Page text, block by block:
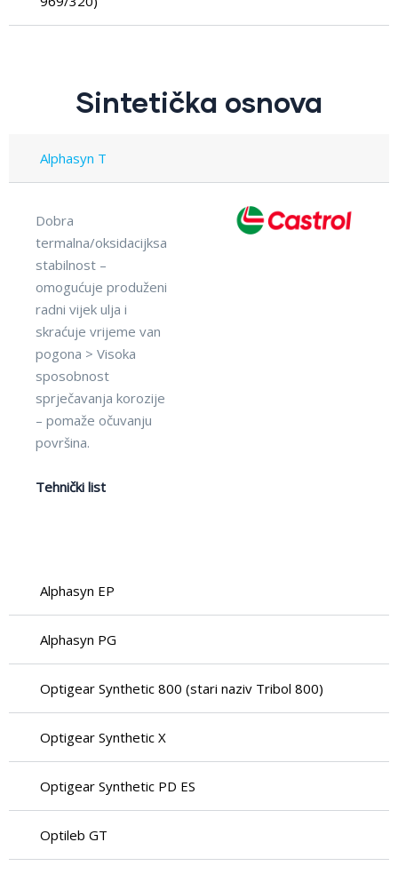
Sintetička osnova
Alphasyn T
Alphasyn EP
Alphasyn PG
Optigear Synthetic 800 (stari naziv Tribol 800)
Optigear Synthetic X
Optigear Synthetic PD ES
Optileb GT
Dobra
termalna/oksidacijksa
stabilnost –
omogućuje produženi
radni vijek ulja i
skraćuje vrijeme van
pogona > Visoka
sposobnost
sprječavanja korozije
– pomaže očuvanju
površina.
Tehnički list